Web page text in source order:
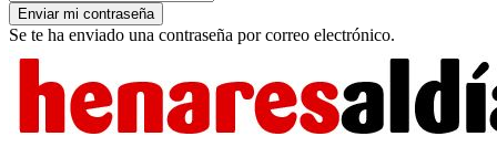
Se te ha enviado una contraseña por correo electrónico.